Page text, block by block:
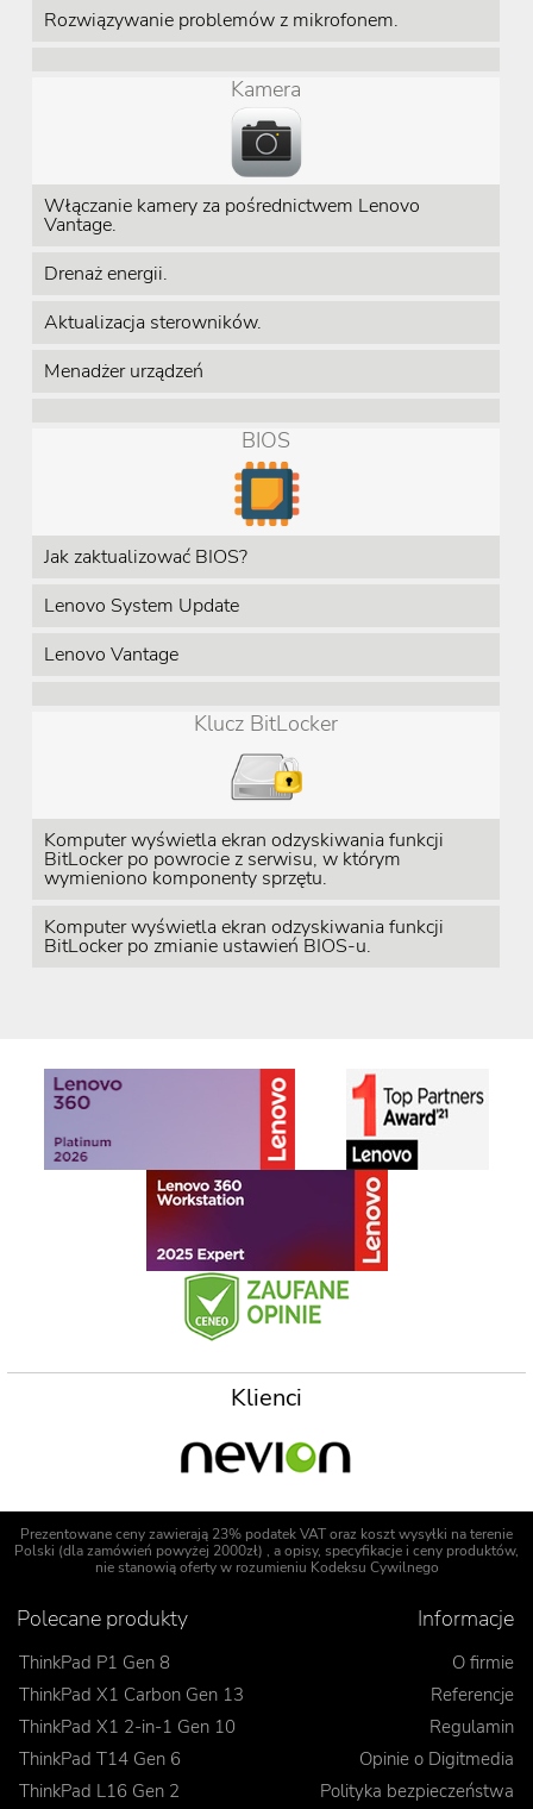
Rozwiązywanie problemów z mikrofonem.
Kamera
Włączanie kamery za pośrednictwem Lenovo
Vantage.
Drenaż energii.
Aktualizacja sterowników.
Menadżer urządzeń
BIOS
Jak zaktualizować BIOS?
Lenovo System Update
Lenovo Vantage
Klucz BitLocker
Komputer wyświetla ekran odzyskiwania funkcji
BitLocker po powrocie z serwisu, w którym
wymieniono komponenty sprzętu.
Komputer wyświetla ekran odzyskiwania funkcji
BitLocker po zmianie ustawień BIOS-u.
Klienci
Prezentowane ceny zawierają 23% podatek VAT oraz koszt wysyłki na terenie
Polski (dla zamówień powyżej 2000zł) , a opisy, specyfikacje i ceny produktów,
nie stanowią oferty w rozumieniu Kodeksu Cywilnego
Polecane produkty
ThinkPad P1 Gen 8
ThinkPad X1 Carbon Gen 13
ThinkPad X1 2-in-1 Gen 10
ThinkPad T14 Gen 6
ThinkPad L16 Gen 2
Informacje
O firmie
Referencje
Regulamin
Opinie o Digitmedia
Polityka bezpieczeństwa